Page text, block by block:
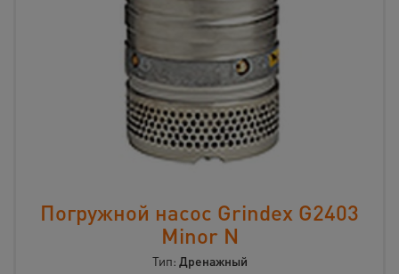
Погружной насос Grindex G2403
Minor N
Тип: Дренажный